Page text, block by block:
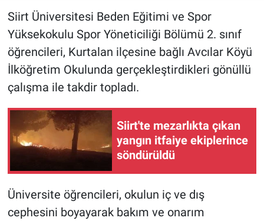
Siirt Üniversitesi Beden Eğitimi ve Spor
Yüksekokulu Spor Yöneticiliği Bölümü 2. sınıf
öğrencileri, Kurtalan ilçesine bağlı Avcılar Köyü
İlköğretim Okulunda gerçekleştirdikleri gönüllü
çalışma ile takdir topladı.
Siirt'te mezarlıkta çıkan
yangın itfaiye ekiplerince
söndürüldü
Üniversite öğrencileri, okulun iç ve dış
cephesini boyayarak bakım ve onarım